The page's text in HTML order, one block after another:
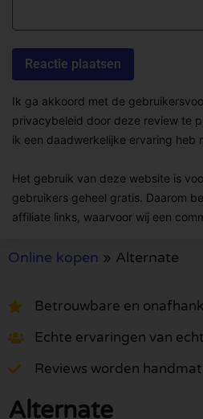
Ik ga akkoord met de
privacybeleid door deze review te
ik een daadwerkelijke ervaring heb
Het gebruik van deze website is
gebruikers geheel gratis. Daarom
affiliate links, waarvoor wij een
Online kopen » Alternate
Betrouwbare en
Echte ervaringen van
Reviews worden
Alternate